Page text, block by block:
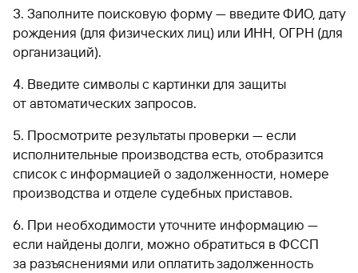
Заполните поисковую форму — введите ФИО, дату
рождения (для физических лиц) или ИНН, ОГРН (для
организаций).
Введите символы с картинки для защиты
от автоматических запросов.
Просмотрите результаты проверки — если
исполнительные производства есть, отобразится
список с информацией о задолженности, номере
производства и отделе судебных приставов.
При необходимости уточните информацию —
если найдены долги, можно обратиться в ФССП
за разъяснениями или оплатить задолженность